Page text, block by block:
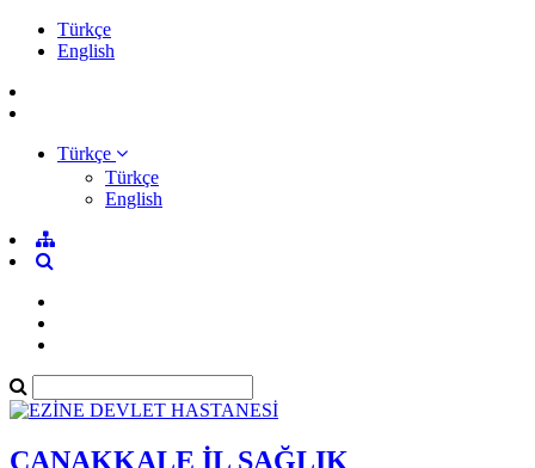
Türkçe
English
Türkçe
Türkçe
English
ÇANAKKALE İL SAĞLIK